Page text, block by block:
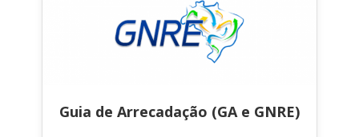
Guia de Arrecadação (GA e GNRE)